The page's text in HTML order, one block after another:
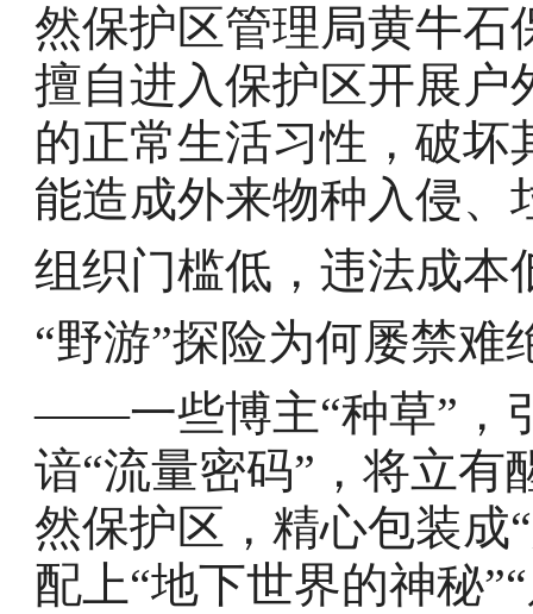
然保护区管理局黄牛石
擅自进入保护区开展户
的正常生活习性，破
能造成外来物种入侵、
组织门槛低，违法成本
“野游”探险为何屡禁难
——一些博主“种草”，
谙“流量密码”，将立
然保护区，精心包装成
配上“地下世界的神秘